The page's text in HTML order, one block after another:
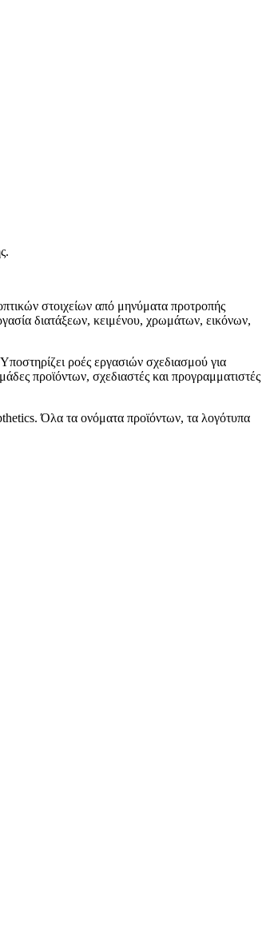
στοιχείων από μηνύματα προτροπής
διατάξεων, κειμένου, χρωμάτων, εικόνων,
ροές εργασιών σχεδιασμού για
προϊόντων, σχεδιαστές και προγραμματιστές
Όλα τα ονόματα προϊόντων, τα λογότυπα